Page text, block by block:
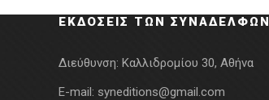
ΕΚΔΌΣΕΙΣ ΤΩΝ ΣΥΝΑΔΈΛΦΩΝ
Διεύθυνση: Καλλιδρομίου 30, Αθήνα
E-mail: syneditions@gmail.com